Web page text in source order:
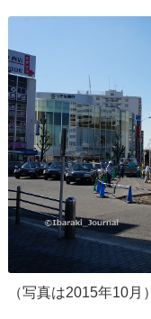
（写真は2015年10月）